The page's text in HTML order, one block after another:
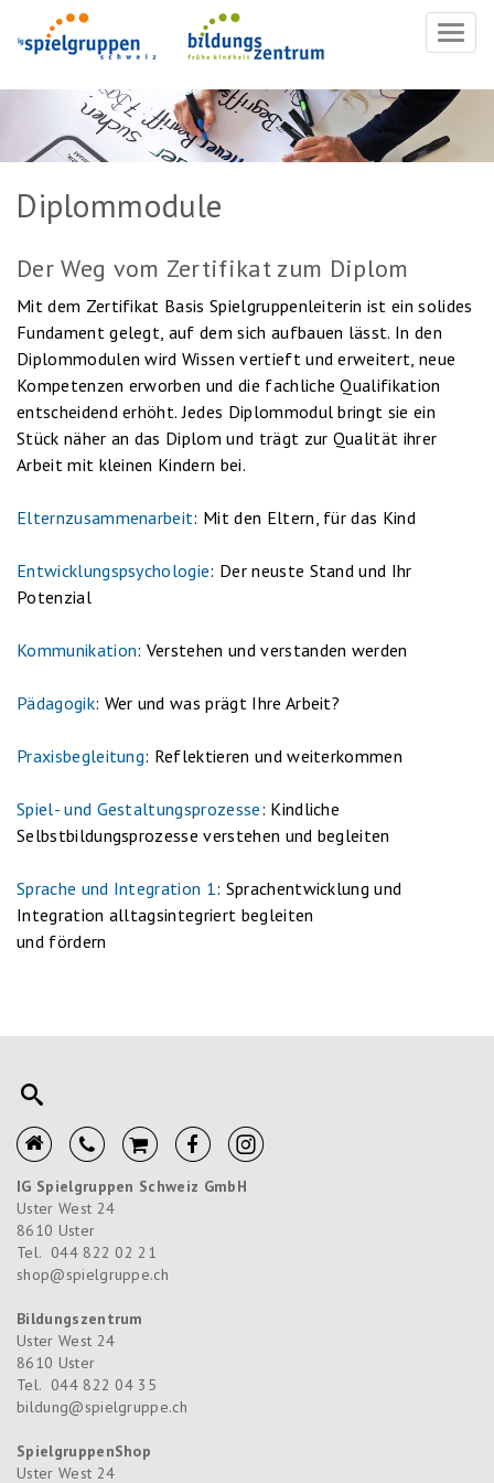
Diplommodule
Der Weg vom Zertifikat zum Diplom
Mit dem Zertifikat Basis Spielgruppenleiterin ist ein solides
Fundament gelegt, auf dem sich aufbauen lässt. In den
Diplommodulen wird Wissen vertieft und erweitert, neue
Kompetenzen erworben und die fachliche Qualifikation
entscheidend erhöht. Jedes Diplommodul bringt sie ein
Stück näher an das Diplom und trägt zur Qualität ihrer
Arbeit mit kleinen Kindern bei.
Elternzusammenarbeit: Mit den Eltern, für das Kind
Entwicklungspsychologie: Der neuste Stand und Ihr
Potenzial
Kommunikation: Verstehen und verstanden werden
Pädagogik: Wer und was prägt Ihre Arbeit?
Praxisbegleitung: Reflektieren und weiterkommen
Spiel- und Gestaltungsprozesse: Kindliche
Selbstbildungsprozesse verstehen und begleiten
Sprache und Integration 1: Sprachentwicklung und
Integration alltagsintegriert begleiten
und fördern
IG Spielgruppen Schweiz GmbH
Uster West 24
8610 Uster
Tel. 044 822 02 21
shop@spielgruppe.ch
Bildungszentrum
Uster West 24
8610 Uster
Tel. 044 822 04 35
bildung@spielgruppe.ch
SpielgruppenShop
Uster West 24